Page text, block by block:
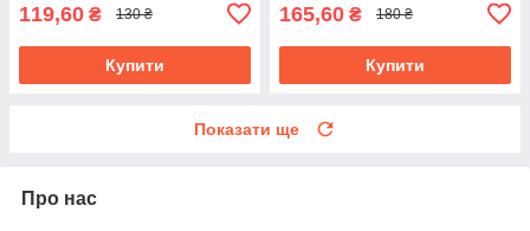
119,60 ₴ 130 ₴
Купити
165,60 ₴ 180 ₴
Купити
Показати ще
Про нас